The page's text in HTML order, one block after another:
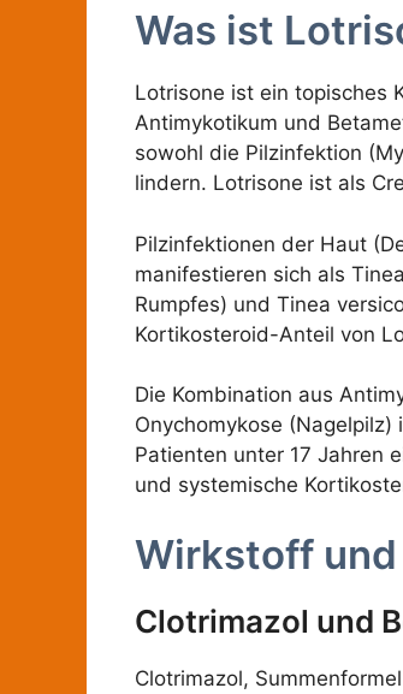
Was ist
Lotrisone ist ein topisches
Antimykotikum und
sowohl die Pilzinfektion
lindern. Lotrisone ist als
Pilzinfektionen der Haut
manifestieren sich als
Rumpfes) und Tinea
Kortikosteroid-Anteil von
Die Kombination aus
Onychomykose
Patienten unter 17 Jahren
und systemische
Wirkstoff
Clotrimazol und
Clotrimazol,